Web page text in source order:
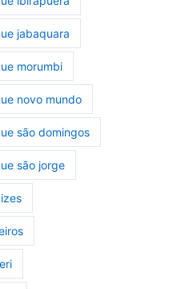
jabaquara
morumbi
novo mundo
são domingos
são jorge